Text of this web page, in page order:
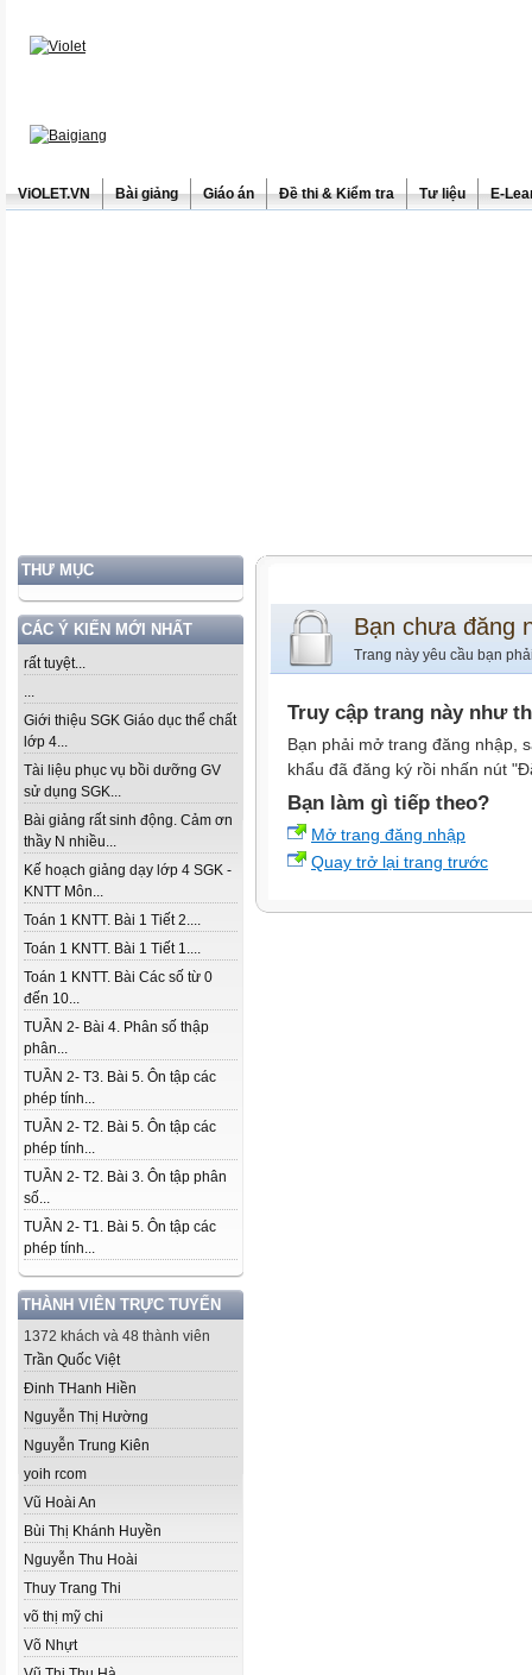
ViOLET.VN Bài giảng Giáo án Đề thi & Kiểm tra Tư liệu E-
THƯ MỤC
CÁC Ý KIẾN MỚI NHẤT
rất tuyệt...
...
Giới thiệu SGK Giáo dục thể chất
lớp 4...
Tài liệu phục vụ bồi dưỡng GV
sử dụng SGK...
Bài giảng rất sinh động. Cảm ơn
thầy N nhiều...
Kế hoạch giảng dạy lớp 4 SGK -
KNTT Môn...
Toán 1 KNTT. Bài 1 Tiết 2....
Toán 1 KNTT. Bài 1 Tiết 1....
Toán 1 KNTT. Bài Các số từ 0
đến 10...
TUẦN 2- Bài 4. Phân số thập
phân...
TUẦN 2- T3. Bài 5. Ôn tập các
phép tính...
TUẦN 2- T2. Bài 5. Ôn tập các
phép tính...
TUẦN 2- T2. Bài 3. Ôn tập phân
số...
TUẦN 2- T1. Bài 5. Ôn tập các
phép tính...
THÀNH VIÊN TRỰC TUYẾN
1372 khách và 48 thành viên
Trần Quốc Việt
Đinh THanh Hiền
Nguyễn Thị Hường
Nguyễn Trung Kiên
yoih rcom
Vũ Hoài An
Bùi Thị Khánh Huyền
Nguyễn Thu Hoài
Thuy Trang Thi
võ thị mỹ chi
Võ Nhựt
Bạn chưa đăng
Trang này yêu cầu bạn
Truy cập trang này như
Bạn phải mở trang đăng nhập,
khẩu đã đăng ký rồi nhấn nút
Bạn làm gì tiếp theo?
Mở trang đăng nhập
Quay trở lại trang trước